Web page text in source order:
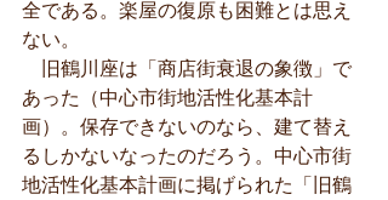
全である。楽屋の復原も困難とは思え
ない。
旧鶴川座は「商店街衰退の象徴」で
あった（中心市街地活性化基本計
画）。保存できないのなら、建て替え
るしかないなったのだろう。中心市街
地活性化基本計画に掲げられた「旧鶴